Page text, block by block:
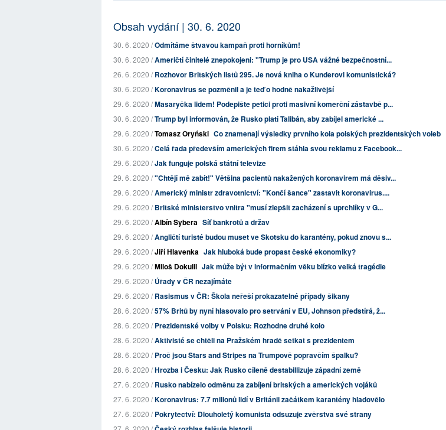
Obsah vydání | 30. 6. 2020
30. 6. 2020 /Odmítáme štvavou kampaň proti horníkům!
30. 6. 2020 /Američtí činitelé znepokojeni: "Trump je pro USA vážné bezpečnostní...
26. 6. 2020 /Rozhovor Britských listů 295. Je nová kniha o Kunderovi komunistická?
30. 6. 2020 /Koronavirus se pozměnil a je teď o hodně nakažlivější
29. 6. 2020 /Masaryčka lidem! Podepište petici proti masivní komerční zástavbě p...
30. 6. 2020 /Trump byl informován, že Rusko platí Talibán, aby zabíjel americké ...
29. 6. 2020 /Tomasz Oryński Co znamenají výsledky prvního kola polských prezidentských voleb
30. 6. 2020 /Celá řada především amerických firem stáhla svou reklamu z Facebook...
29. 6. 2020 /Jak funguje polská státní televize
29. 6. 2020 /"Chtějí mě zabít!" Většina pacientů nakažených koronavirem má děsiv...
29. 6. 2020 /Americký ministr zdravotnictví: "Končí šance" zastavit koronavirus....
29. 6. 2020 /Britské ministerstvo vnitra "musí zlepšit zacházení s uprchlíky v G...
29. 6. 2020 /Albín Sybera Síť bankrotů a držav
29. 6. 2020 /Angličtí turisté budou muset ve Skotsku do karantény, pokud znovu s...
29. 6. 2020 /Jiří Hlavenka Jak hluboká bude propast české ekonomiky?
29. 6. 2020 /Miloš Dokulil Jak může být v informačním věku blízko velká tragédie
29. 6. 2020 /Úřady v ČR nezajímáte
29. 6. 2020 /Rasismus v ČR: Škola neřeší prokazatelné případy šikany
28. 6. 2020 /57% Britů by nyní hlasovalo pro setrvání v EU, Johnson předstírá, ž...
28. 6. 2020 /Prezidentské volby v Polsku: Rozhodne druhé kolo
28. 6. 2020 /Aktivisté se chtěli na Pražském hradě setkat s prezidentem
28. 6. 2020 /Proč jsou Stars and Stripes na Trumpově popravčím špalku?
28. 6. 2020 /Hrozba i Česku: Jak Rusko cíleně destabillizuje západní země
27. 6. 2020 /Rusko nabízelo odměnu za zabíjení britských a amerických vojáků
27. 6. 2020 /Koronavirus: 7.7 milionů lidí v Británii začátkem karantény hladovělo
27. 6. 2020 /Pokrytectví: Dlouholetý komunista odsuzuje zvěrstva své strany